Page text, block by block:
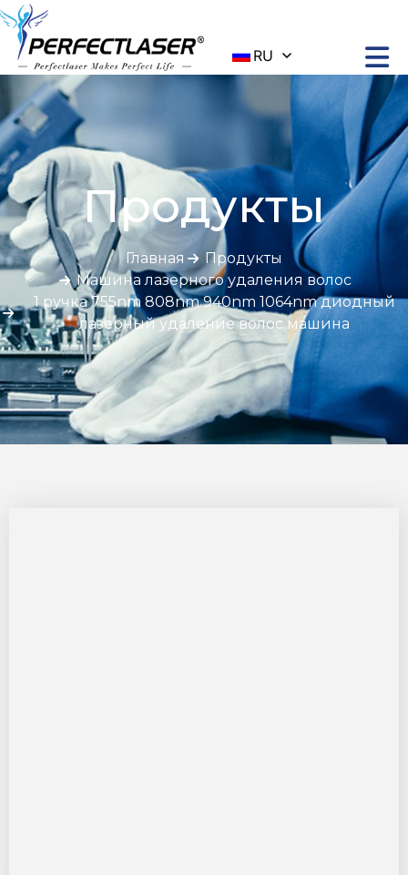
RU
Продукты
Главная
Продукты
Машина лазерного удаления волос
1 ручка 755nm 808nm 940nm 1064nm диодный
лазерный удаление волос машина